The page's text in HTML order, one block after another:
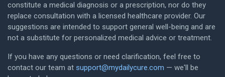
constitute a medical diagnosis or a prescription, nor do they
replace consultation with a licensed healthcare provider. Our
suggestions are intended to support general well-being and are
not a substitute for personalized medical advice or treatment.
If you have any questions or need clarification, feel free to
contact our team at support@mydailycure.com — we'll be